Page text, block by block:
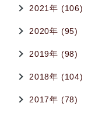
2021年 (106)
2020年 (95)
2019年 (98)
2018年 (104)
2017年 (78)